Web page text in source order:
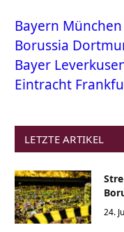
Bayern München
Borussia
Bayer
Eintracht
LETZTE ARTIKEL
24.